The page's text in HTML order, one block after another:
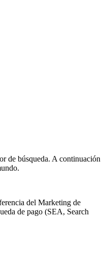
de búsqueda. A continuación
del Marketing de
de pago (SEA, Search